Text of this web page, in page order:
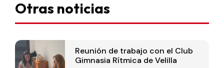
Otras noticias
Reunión de trabajo con el Club
Gimnasia Rítmica de Velilla